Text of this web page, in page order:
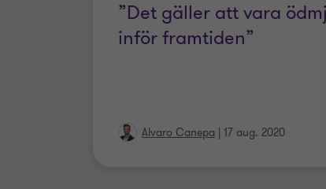
”Det gäller att vara
inför framtiden”
Alvaro Canepa | 17 aug. 2020